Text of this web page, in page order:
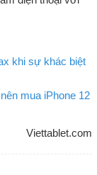
khi sự khác biệt
mua iPhone 12
Viettablet.com